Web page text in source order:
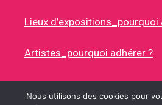
Lieux d’expositions_pourquoi
Artistes_pourquoi adhérer ?
Nous utilisons des cookies pour